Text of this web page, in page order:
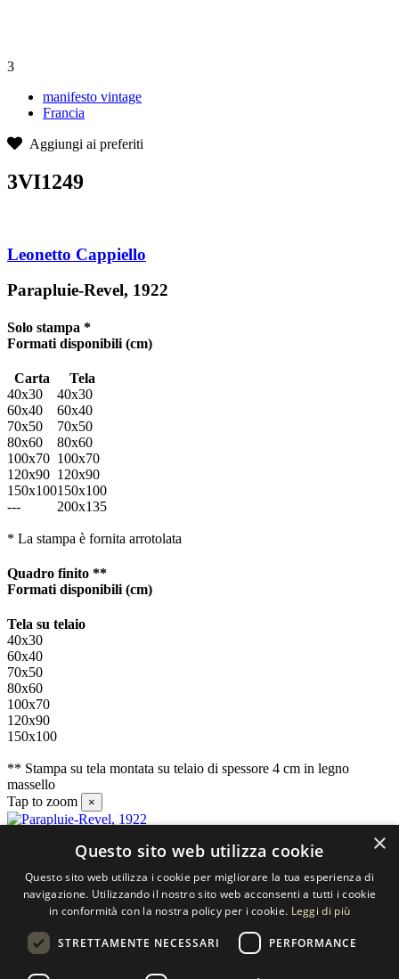
3
manifesto vintage
Francia
Aggiungi ai preferiti
3VI1249
Leonetto Cappiello
Parapluie-Revel, 1922
Solo stampa *
Formati disponibili (cm)
Carta
Tela
40x30
40x30
60x40
60x40
70x50
70x50
80x60
80x60
100x70 100x70
120x90 120x90
150x100150x100
---
200x135
* La stampa è fornita arrotolata
Quadro finito **
Formati disponibili (cm)
Tela su telaio
40x30
60x40
70x50
80x60
100x70
120x90
150x100
** Stampa su tela montata su telaio di spessore 4 cm in legno
massello
Tap to zoom
×
SELECTED ARTWORKS srl
Piazzale Cuoco, 4 - 20137 Milano
×
Questo sito web utilizza cookie
Questo sito web utilizza i cookie per migliorare la tua esperienza di
navigazione. Utilizzando il nostro sito web acconsenti a tutti i cookie
in conformità con la nostra policy per i cookie. Leggi di più
STRETTAMENTE NECESSARI PERFORMANCE